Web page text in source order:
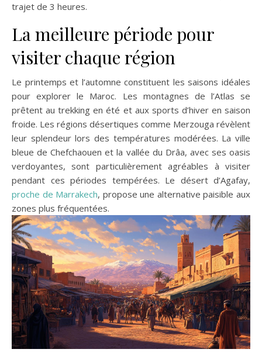
trajet de 3 heures.
La meilleure période pour
visiter chaque région
Le printemps et l’automne constituent les saisons idéales
pour explorer le Maroc. Les montagnes de l’Atlas se
prêtent au trekking en été et aux sports d’hiver en saison
froide. Les régions désertiques comme Merzouga révèlent
leur splendeur lors des températures modérées. La ville
bleue de Chefchaouen et la vallée du Drâa, avec ses oasis
verdoyantes, sont particulièrement agréables à visiter
pendant ces périodes tempérées. Le désert d’Agafay,
proche de Marrakech, propose une alternative paisible aux
zones plus fréquentées.